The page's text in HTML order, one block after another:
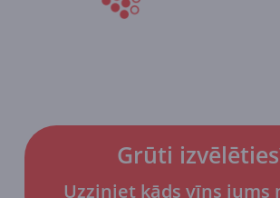
Grūti
Uzziniet kāds vīns jums